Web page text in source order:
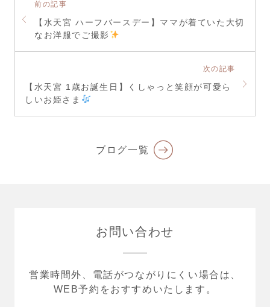
前の記事
【水天宮 ハーフバースデー】ママが着ていた大切
なお洋服でご撮影
次の記事
【水天宮 1歳お誕生日】くしゃっと笑顔が可愛ら
しいお姫さま
ブログ一覧
お問い合わせ
営業時間外、電話がつながりにくい場合は、
WEB予約をおすすめいたします。